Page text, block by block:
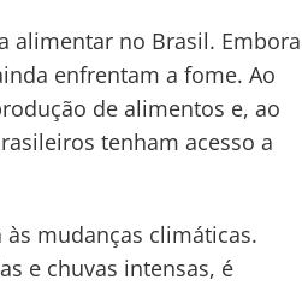
alimentar no Brasil. Embora
enfrentam a fome. Ao
de alimentos e, ao
tenham acesso a
mudanças climáticas.
e chuvas intensas, é